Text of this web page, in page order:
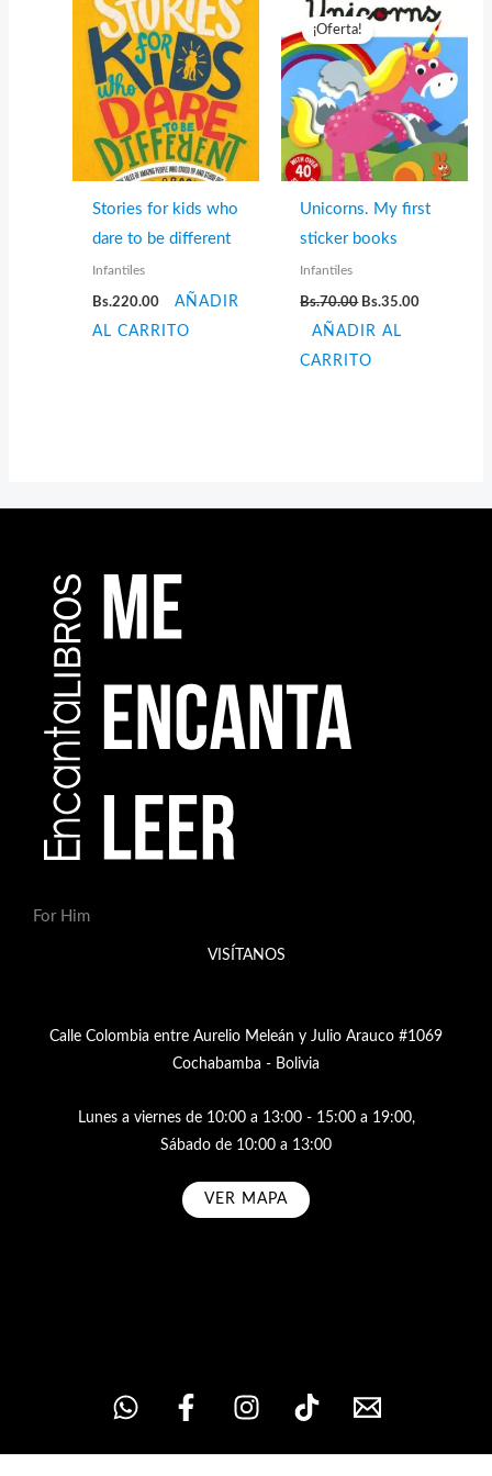
Stories for kids who
dare to be different
Infantiles
Bs.220.00
AÑADIR
AL CARRITO
¡Oferta!
Unicorns. My first
sticker books
Infantiles
Bs.70.00 El
original
Bs.70.00.
Bs.35.00
AÑADIR AL
CARRITO
For Him
VISÍTANOS
Calle Colombia entre Aurelio Meleán y Julio Arauco #1069
Cochabamba - Bolivia
Lunes a viernes de 10:00 a 13:00 - 15:00 a 19:00,
Sábado de 10:00 a 13:00
VER MAPA